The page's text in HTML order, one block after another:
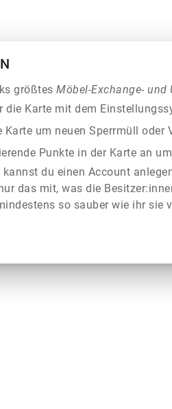
größtesMöbel-Exchange- und
die Karte mit dem
Karte um neuen Sperrmüll oder
Punkte in der Karte an
kannst du einen Account
das mit, was die
so sauber wie ihr sie